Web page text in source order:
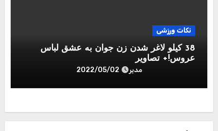
نکات ورزشی
38 کیلو لاغر شدن زن جوان به عشق لباس
عروس!+ تصاویر
مدیر 2022/05/02